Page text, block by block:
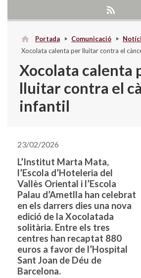
Portada Comunicació
Xocolata calenta per lluitar contra el
Xocolata calenta
lluitar contra el
infantil
23/02/2026
L’Institut Marta Mata,
l’Escola d’Hoteleria del
Vallès Oriental i l’Escola
Palau d’Ametlla han celebrat
en els darrers dies una nova
edició de la Xocolatada
solitària. Entre els tres
centres han recaptat 880
euros a favor de l’Hospital
Sant Joan de Déu de
Barcelona.